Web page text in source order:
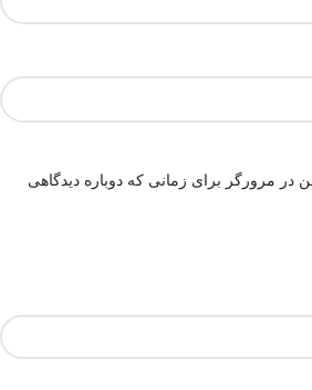
در مرورگر برای زمانی که دوباره دیدگاهی